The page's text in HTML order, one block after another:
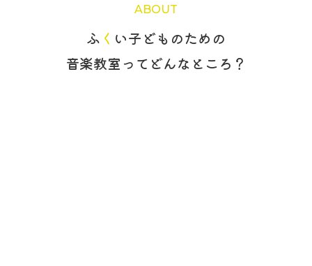
ABOUT
ふ く い子どものための
音楽教室ってどんなところ？